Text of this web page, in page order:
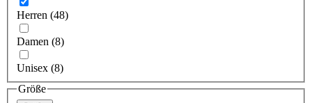
Herren (48)
Damen (8)
Unisex (8)
Größe